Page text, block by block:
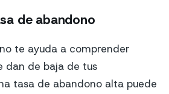
de abandono
te ayuda a comprender
dan de baja de tus
tasa de abandono alta puede